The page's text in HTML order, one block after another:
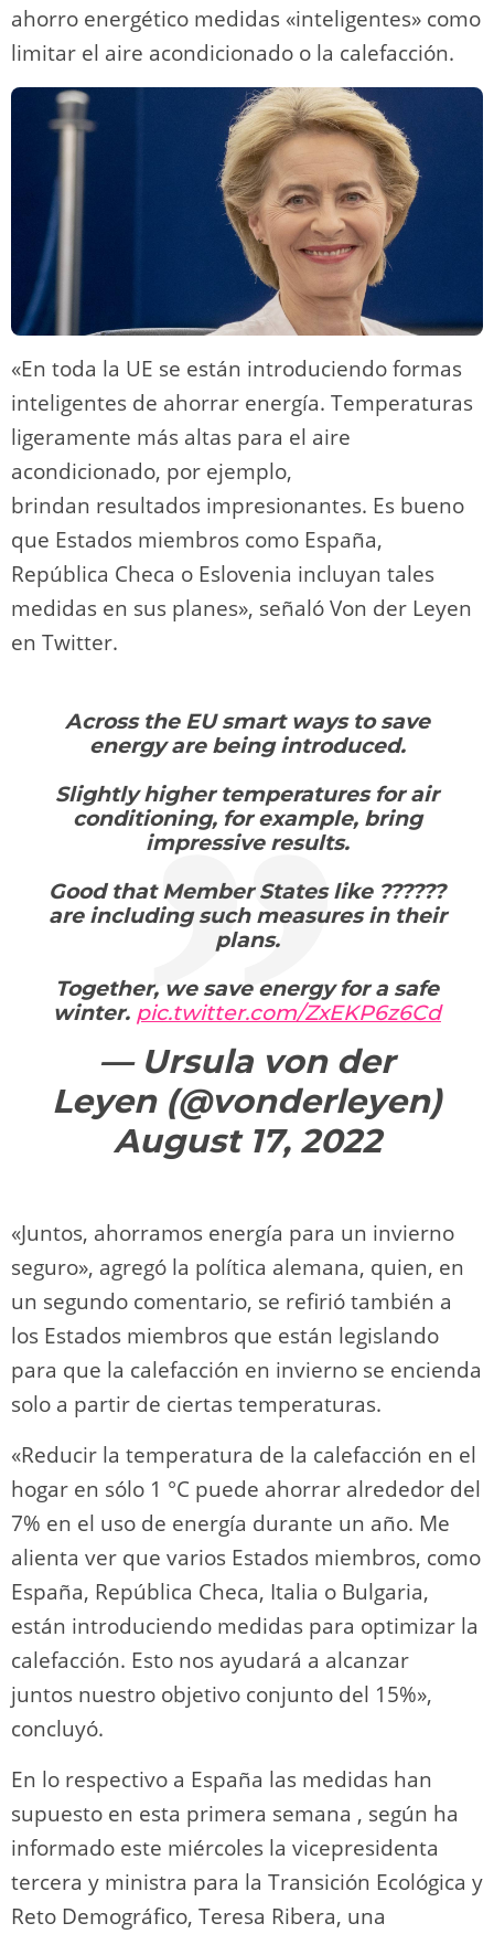
ahorro energético medidas «inteligentes» como
limitar el aire acondicionado o la calefacción.
«En toda la UE se están introduciendo formas
inteligentes de ahorrar energía. Temperaturas
ligeramente más altas para el aire
acondicionado, por ejemplo,
brindan resultados impresionantes. Es bueno
que Estados miembros como España,
República Checa o Eslovenia incluyan tales
medidas en sus planes», señaló Von der Leyen
en Twitter.
Across the EU smart ways to save
energy are being introduced.
Slightly higher temperatures for air
conditioning, for example, bring
impressive results.
Good that Member States like ??????
are including such measures in their
plans.
Together, we save energy for a safe
winter. pic.twitter.com/ZxEKP6z6Cd
— Ursula von der
Leyen (@vonderleyen)
August 17, 2022
«Juntos, ahorramos energía para un invierno
seguro», agregó la política alemana, quien, en
un segundo comentario, se refirió también a
los Estados miembros que están legislando
para que la calefacción en invierno se encienda
solo a partir de ciertas temperaturas.
«Reducir la temperatura de la calefacción en el
hogar en sólo 1 °C puede ahorrar alrededor del
7% en el uso de energía durante un año. Me
alienta ver que varios Estados miembros, como
España, República Checa, Italia o Bulgaria,
están introduciendo medidas para optimizar la
calefacción. Esto nos ayudará a alcanzar
juntos nuestro objetivo conjunto del 15%»,
concluyó.
En lo respectivo a España las medidas han
supuesto en esta primera semana , según ha
informado este miércoles la vicepresidenta
tercera y ministra para la Transición Ecológica y
Reto Demográfico, Teresa Ribera, una